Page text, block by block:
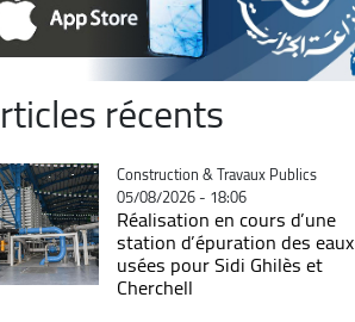
récents
Catégorie
Construction & Travaux Publics
05/08/2026 - 18:06
Réalisation en cours d’une
station d’épuration des eaux
usées pour Sidi Ghilès et
Cherchell